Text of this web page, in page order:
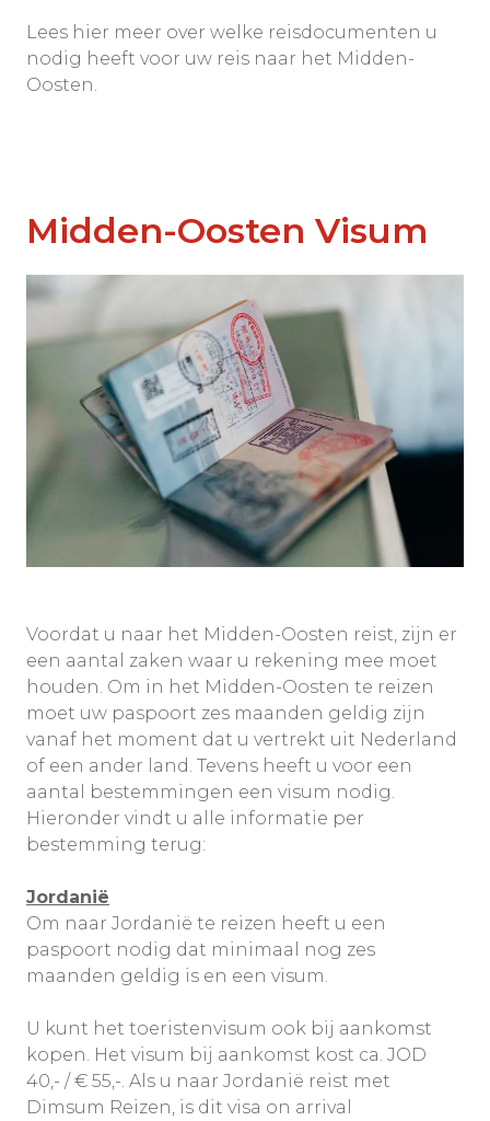
Lees hier meer over welke reisdocumenten u
nodig heeft voor uw reis naar het Midden-
Oosten.
Midden-Oosten Visum
Voordat u naar het Midden-Oosten reist, zijn er
een aantal zaken waar u rekening mee moet
houden. Om in het Midden-Oosten te reizen
moet uw paspoort zes maanden geldig zijn
vanaf het moment dat u vertrekt uit Nederland
of een ander land. Tevens heeft u voor een
aantal bestemmingen een visum nodig.
Hieronder vindt u alle informatie per
bestemming terug:
Jordanië
Om naar Jordanië te reizen heeft u een
paspoort nodig dat minimaal nog zes
maanden geldig is en een visum.
U kunt het toeristenvisum ook bij aankomst
kopen. Het visum bij aankomst kost ca. JOD
40,- / € 55,-. Als u naar Jordanië reist met
Dimsum Reizen, is dit visa on arrival